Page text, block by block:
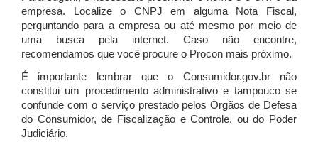
empresa. Localize o CNPJ em alguma Nota Fiscal,
perguntando para a empresa ou até mesmo por meio de
uma busca pela internet. Caso não encontre,
recomendamos que você procure o Procon mais próximo.
É importante lembrar que o Consumidor.gov.br não
constitui um procedimento administrativo e tampouco se
confunde com o serviço prestado pelos Órgãos de Defesa
do Consumidor, de Fiscalização e Controle, ou do Poder
Judiciário.